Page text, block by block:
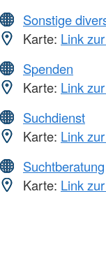
Sonstige
Karte: Link
Spenden
Karte: Link
Suchdienst
Karte: Link
Suchtberatung
Karte: Link